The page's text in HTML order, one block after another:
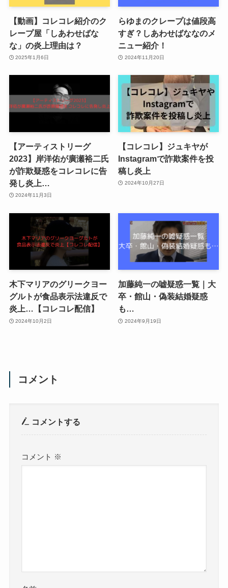
【動画】コレコレ紹介のク
レープ屋「しあわせばな
な」の炎上理由は？
2025年1月6日
らゆまのクレープは値段高
すぎ？しあわせばななのメ
ニュー紹介！
2024年11月20日
【アーティストリーグ
2023】岸洋佑が廣瀬裕二氏
が詐欺疑惑をコレコレに告
発し炎上…
2024年11月3日
【コレコレ】ジュキヤが
Instagramで詐欺案件を投
稿し炎上
2024年10月27日
木下マリアのグリークヨー
グルトが食品表示法違反で
炎上…【コレコレ配信】
2024年10月2日
加藤純一の嘘疑惑一覧｜大
卒・館山・偽装結婚疑惑
も…
2024年9月19日
コメント
コメントする
コメント ※